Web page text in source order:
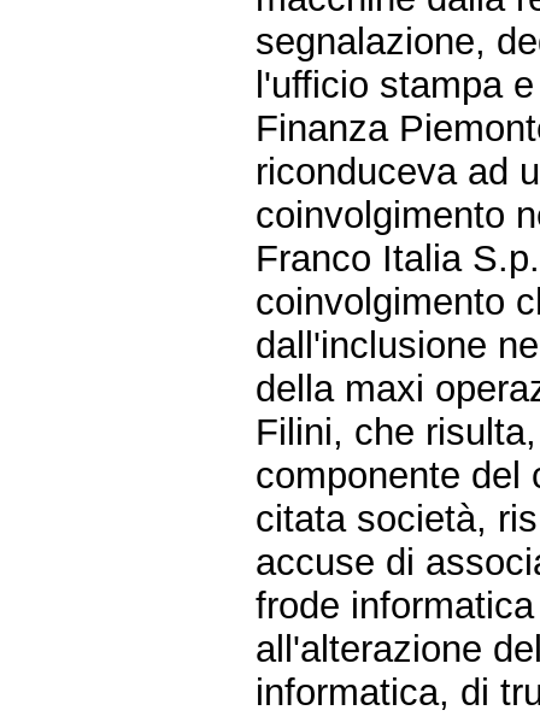
segnalazione,
l'ufficio stampa
Finanza
riconduceva ad
coinvolgimento
Franco Italia
coinvolgimento
dall'inclusione
della maxi
Filini, che
componente del
citata società,
accuse di
frode
all'alterazione
informatica, di